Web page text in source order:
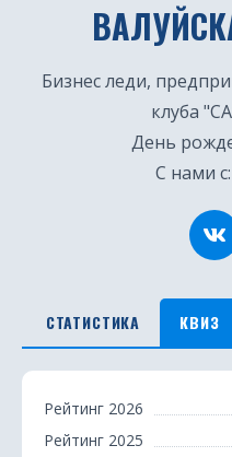
Бизнес леди,
клуба
День
С нами с:
СТАТИСТИКА КВИЗ
К
Рейтинг 2026
Рейтинг 2025